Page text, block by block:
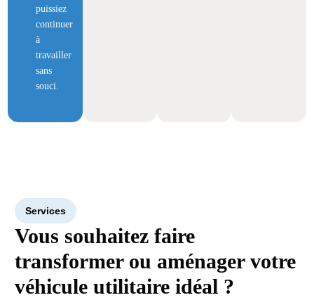
puissiez
continuer
à
travailler
sans
souci.
Services
Vous souhaitez faire
transformer ou aménager votre
véhicule utilitaire idéal ?